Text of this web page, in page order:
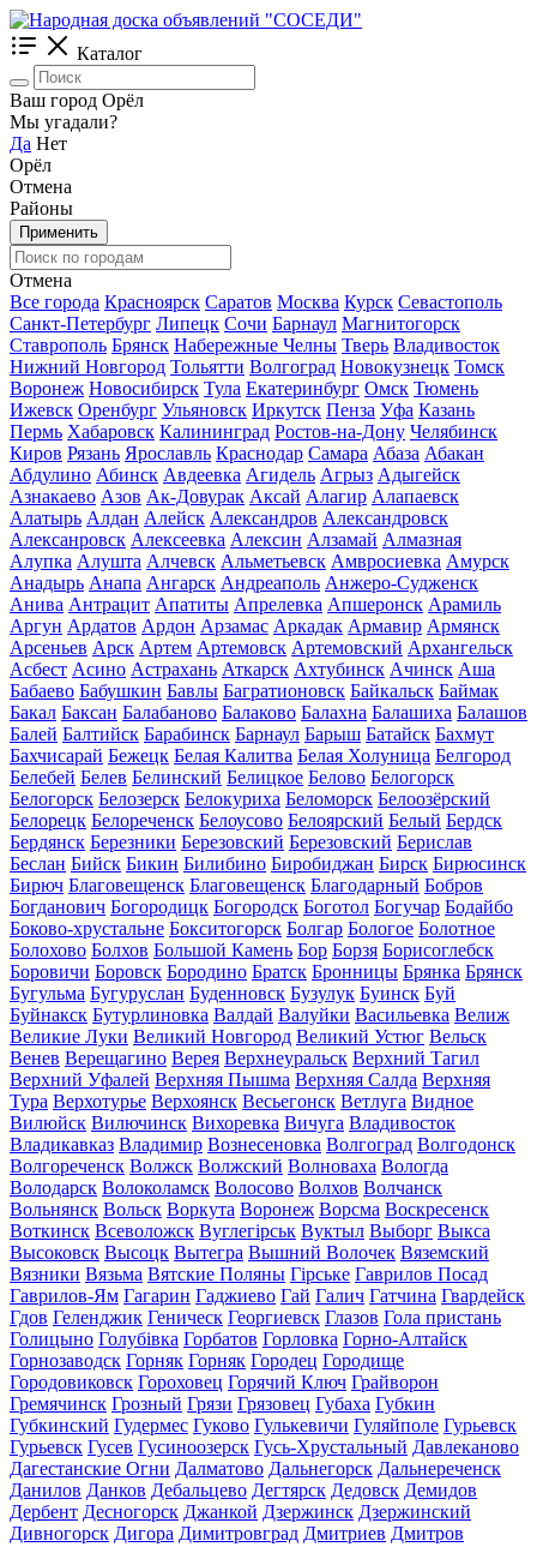
Каталог
Ваш город Орёл
Мы угадали?
Да Нет
Орёл
Отмена
Районы
Применить
Отмена
Все города Красноярск Саратов Москва Курск Севастополь
Санкт-Петербург Липецк Сочи Барнаул Магнитогорск
Ставрополь Брянск Набережные Челны Тверь Владивосток
Нижний Новгород Тольятти Волгоград Новокузнецк Томск
Воронеж Новосибирск Тула Екатеринбург Омск Тюмень
Ижевск Оренбург Ульяновск Иркутск Пенза Уфа Казань
Пермь Хабаровск Калининград Ростов-на-Дону Челябинск
Киров Рязань Ярославль Краснодар Самара Абаза Абакан
Абдулино Абинск Авдеевка Агидель Агрыз Адыгейск
Азнакаево Азов Ак-Довурак Аксай Алагир Алапаевск
Алатырь Алдан Алейск Александров Александровск
Алексанровск Алексеевка Алексин Алзамай Алмазная
Алупка Алушта Алчевск Альметьевск Амвросиевка Амурск
Анадырь Анапа Ангарск Андреаполь Анжеро-Судженск
Анива Антрацит Апатиты Апрелевка Апшеронск Арамиль
Аргун Ардатов Ардон Арзамас Аркадак Армавир Армянск
Арсеньев Арск Артем Артемовск Артемовский Архангельск
Асбест Асино Астрахань Аткарск Ахтубинск Ачинск Аша
Бабаево Бабушкин Бавлы Багратионовск Байкальск Баймак
Бакал Баксан Балабаново Балаково Балахна Балашиха Балашов
Балей Балтийск Барабинск Барнаул Барыш Батайск Бахмут
Бахчисарай Бежецк Белая Калитва Белая Холуница Белгород
Белебей Белев Белинский Белицкое Белово Белогорск
Белогорск Белозерск Белокуриха Беломорск Белоозёрский
Белорецк Белореченск Белоусово Белоярский Белый Бердск
Бердянск Березники Березовский Березовский Берислав
Беслан Бийск Бикин Билибино Биробиджан Бирск Бирюсинск
Бирюч Благовещенск Благовещенск Благодарный Бобров
Богданович Богородицк Богородск Боготол Богучар Бодайбо
Боково-хрустальне Бокситогорск Болгар Бологое Болотное
Болохово Болхов Большой Камень Бор Борзя Борисоглебск
Боровичи Боровск Бородино Братск Бронницы Брянка Брянск
Бугульма Бугуруслан Буденновск Бузулук Буинск Буй
Буйнакск Бутурлиновка Валдай Валуйки Васильевка Велиж
Великие Луки Великий Новгород Великий Устюг Вельск
Венев Верещагино Верея Верхнеуральск Верхний Тагил
Верхний Уфалей Верхняя Пышма Верхняя Салда Верхняя
Тура Верхотурье Верхоянск Весьегонск Ветлуга Видное
Вилюйск Вилючинск Вихоревка Вичуга Владивосток
Владикавказ Владимир Вознесеновка Волгоград Волгодонск
Волгореченск Волжск Волжский Волноваха Вологда
Володарск Волоколамск Волосово Волхов Волчанск
Вольнянск Вольск Воркута Воронеж Ворсма Воскресенск
Воткинск Всеволожск Вуглегірськ Вуктыл Выборг Выкса
Высоковск Высоцк Вытегра Вышний Волочек Вяземский
Вязники Вязьма Вятские Поляны Гірське Гаврилов Посад
Гаврилов-Ям Гагарин Гаджиево Гай Галич Гатчина Гвардейск
Гдов Геленджик Геническ Георгиевск Глазов Гола пристань
Голицыно Голубівка Горбатов Горловка Горно-Алтайск
Горнозаводск Горняк Горняк Городец Городище
Городовиковск Гороховец Горячий Ключ Грайворон
Гремячинск Грозный Грязи Грязовец Губаха Губкин
Губкинский Гудермес Гуково Гулькевичи Гуляйполе Гурьевск
Гурьевск Гусев Гусиноозерск Гусь-Хрустальный Давлеканово
Дагестанские Огни Далматово Дальнегорск Дальнереченск
Данилов Данков Дебальцево Дегтярск Дедовск Демидов
Дербент Десногорск Джанкой Дзержинск Дзержинский
Дивногорск Дигора Димитровград Дмитриев Дмитров